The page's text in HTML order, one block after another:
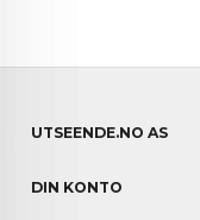
UTSEENDE.NO AS
DIN KONTO